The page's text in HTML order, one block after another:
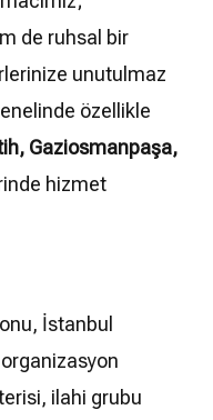
de ruhsal bir
unutulmaz
özellikle
Gaziosmanpaşa,
hizmet
İstanbul
ilahi grubu